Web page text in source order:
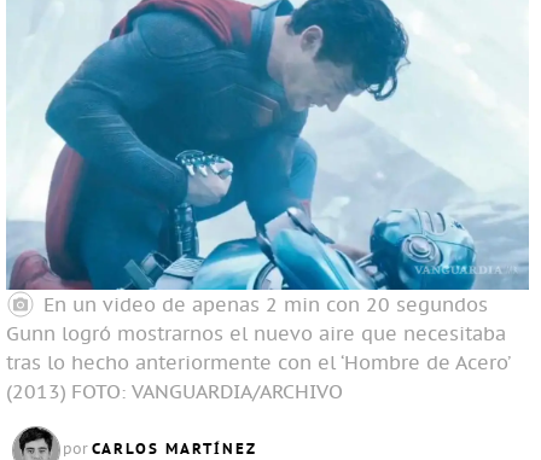
En un video de apenas 2 min con 20 segundos
Gunn logró mostrarnos el nuevo aire que necesitaba
tras lo hecho anteriormente con el ‘Hombre de Acero’
(2013) FOTO: VANGUARDIA/ARCHIVO
por CARLOS MARTÍNEZ